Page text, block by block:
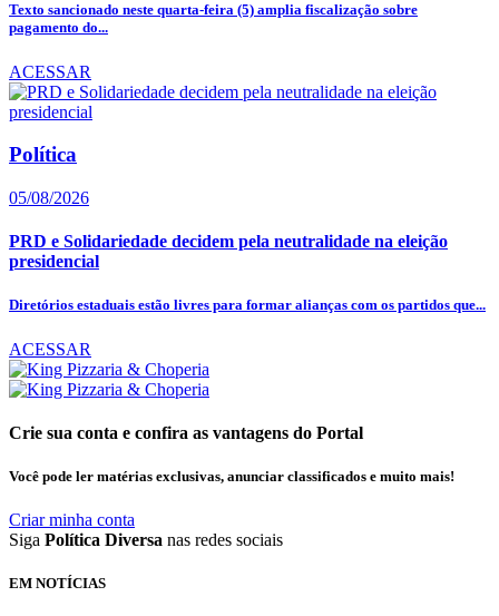
Texto sancionado neste quarta-feira (5) amplia fiscalização sobre
pagamento do...
ACESSAR
Política
05/08/2026
PRD e Solidariedade decidem pela neutralidade na eleição
presidencial
Diretórios estaduais estão livres para formar alianças com os partidos que...
ACESSAR
Crie sua conta e confira as vantagens do Portal
Você pode ler matérias exclusivas, anunciar classificados e muito mais!
Criar minha conta
Siga Política Diversa nas redes sociais
EM NOTÍCIAS